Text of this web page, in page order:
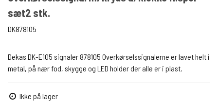
sæt2 stk.
DK878105
Dekas DK-E105 signaler 878105 Overkørselssignalerne er lavet helt i
metal, på nær fod, skygge og LED holder der alle er i plast.
Ikke på lager